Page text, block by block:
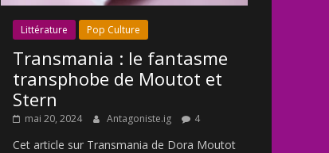
Littérature Pop Culture
Transmania : le fantasme
transphobe de Moutot et
Stern
mai 20, 2024 Antagoniste.ig 4
Cet article sur Transmania de Dora Moutot